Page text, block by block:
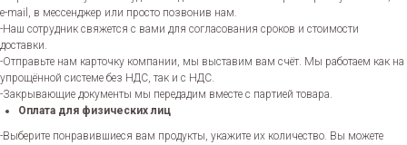
e-mail, в мессенджер или просто позвонив нам.
-Наш сотрудник свяжется с вами для согласования сроков и стоимости
доставки.
-Отправьте нам карточку компании, мы выставим вам счёт. Мы работаем как на
упрощённой системе без НДС, так и с НДС.
-Закрывающие документы мы передадим вместе с партией товара.
Оплата для физических лиц
-Выберите понравившиеся вам продукты, укажите их количество. Вы можете